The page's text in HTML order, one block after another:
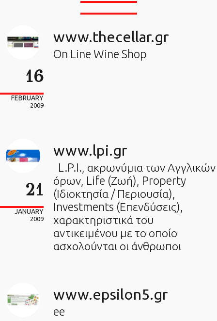
16
FEBRUARY
2009
www.thecellar.gr
On Line Wine Shop
21
JANUARY
2009
www.lpi.gr
L.P.I., ακρωνύμια των Αγγλικών
όρων, Life (Ζωή), Property
(Ιδιοκτησία / Περιουσία),
Investments (Επενδύσεις),
χαρακτηριστικά του
αντικειμένου με το οποίο
ασχολούνται οι άνθρωποι
www.epsilon5.gr
ee